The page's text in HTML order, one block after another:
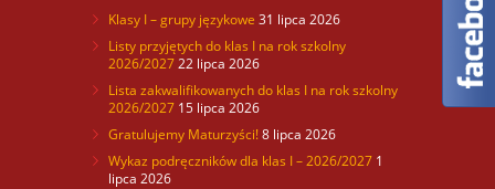
Klasy I – grupy językowe 31 lipca 2026
Listy przyjętych do klas I na rok szkolny
2026/202722 lipca 2026
Lista zakwalifikowanych do klas I na rok szkolny
2026/2027 15 lipca 2026
Gratulujemy Maturzyści!8 lipca 2026
Wykaz podręczników dla klas I – 2026/2027 1
lipca 2026